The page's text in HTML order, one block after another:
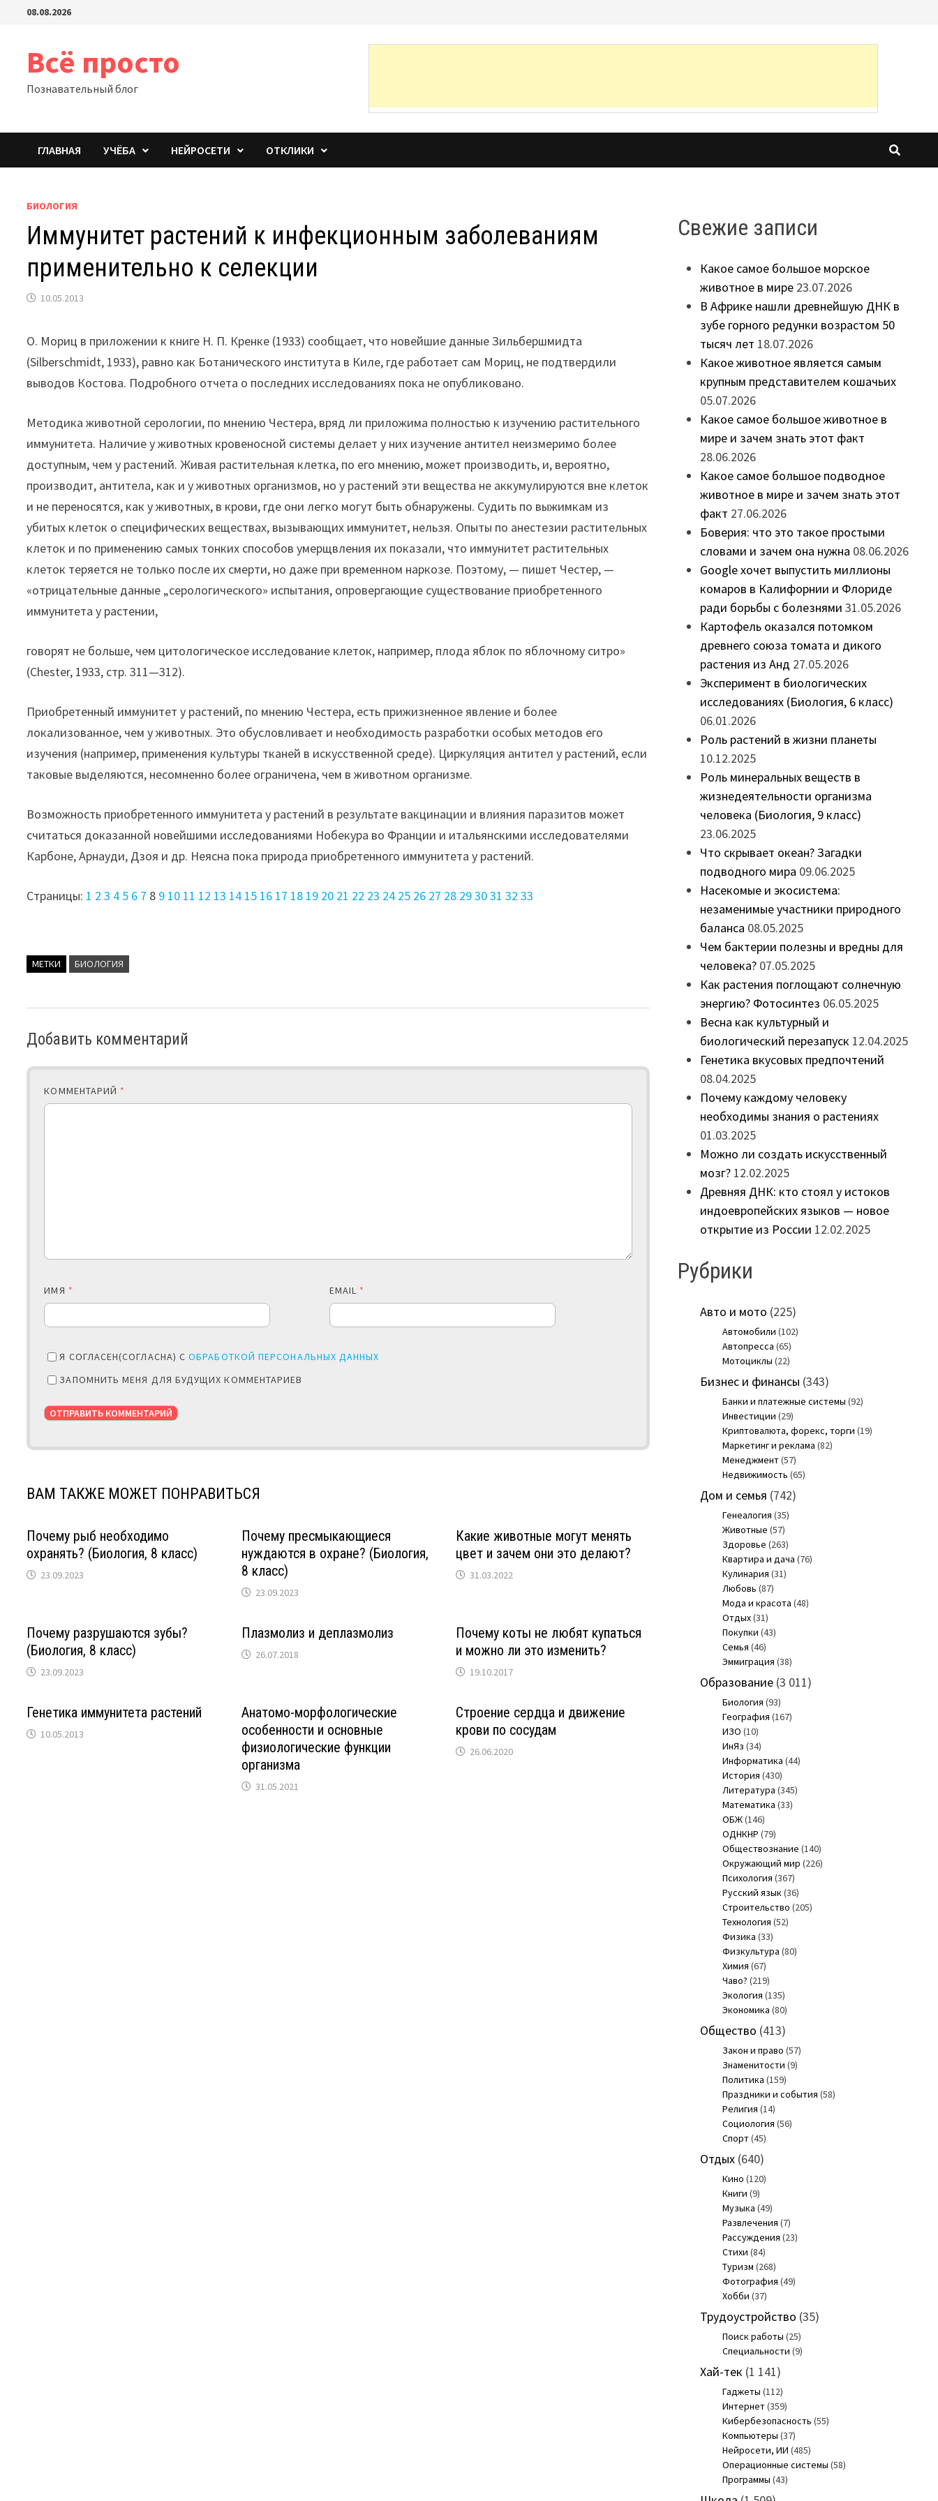
Перейти08.08.2026
Всё просто
Познавательный блог
ГЛАВНАЯ УЧЁБА НЕЙРОСЕТИ ОТКЛИКИ
БИОЛОГИЯ
Иммунитет растений к инфекционным заболеваниям
применительно к селекции
10.05.2013
О. Мориц в приложении к книге Н. П. Кренке (1933) сообщает, что новейшие данные Зильбершмидта
(Silberschmidt, 1933), равно как Ботанического института в Киле, где работает сам Мориц, не подтвердили
выводов Костова. Подробного отчета о последних исследованиях пока не опубликовано.
Методика животной серологии, по мнению Честера, вряд ли приложима полностью к изучению растительного
иммунитета. Наличие у животных кровеносной системы делает у них изучение антител неизмеримо более
доступным, чем у растений. Живая растительная клетка, по его мнению, может производить, и, вероятно,
производит, антитела, как и у животных организмов, но у растений эти вещества не аккумулируются вне клеток
и не переносятся, как у животных, в крови, где они легко могут быть обнаружены. Судить по выжимкам из
убитых клеток о специфических веществах, вызывающих иммунитет, нельзя. Опыты по анестезии растительных
клеток и по применению самых тонких способов умерщвления их показали, что иммунитет растительных
клеток теряется не только после их смерти, но даже при временном наркозе. Поэтому, — пишет Честер, —
«отрицательные данные „серологического» испытания, опровергающие существование приобретенного
иммунитета у растении,
говорят не больше, чем цитологическое исследование клеток, например, плода яблок по яблочному ситро»
(Chester, 1933, стр. 311—312).
Приобретенный иммунитет у растений, по мнению Честера, есть прижизненное явление и более
локализованное, чем у животных. Это обусловливает и необходимость разработки особых методов его
изучения (например, применения культуры тканей в искусственной среде). Циркуляция антител у растений, если
таковые выделяются, несомненно более ограничена, чем в животном организме.
Возможность приобретенного иммунитета у растений в результате вакцинации и влияния паразитов может
считаться доказанной новейшими исследованиями Нобекура во Франции и итальянскими исследователями
Карбоне, Арнауди, Дзоя и др. Неясна пока природа приобретенного иммунитета у растений.
Страницы: 1 2 3 4 5 6 7 8 9 10 11 12 13 14 15 16 17 18 19 20 21 22 23 24 25 26 27 28 293031 32 33
МЕТКИ БИОЛОГИЯ
Добавить комментарий
КОММЕНТАРИЙ *
ИМЯ * EMAIL *
Я СОГЛАСЕН(СОГЛАСНА) СОБРАБОТКОЙ ПЕРСОНАЛЬНЫХ ДАННЫХ
ЗАПОМНИТЬ МЕНЯ ДЛЯ БУДУЩИХ КОММЕНТАРИЕВ
ВАМ ТАКЖЕ МОЖЕТ ПОНРАВИТЬСЯ
Почему рыб необходимо
охранять? (Биология, 8 класс)
23.09.2023
Почему пресмыкающиеся
нуждаются в охране? (Биология,
8 класс)
23.09.2023
Какие животные могут менять
цвет и зачем они это делают?
31.03.2022
Почему разрушаются зубы?
(Биология, 8 класс)
23.09.2023
Плазмолиз и деплазмолиз
26.07.2018
Почему коты не любят купаться
и можно ли это изменить?
19.10.2017
Генетика иммунитета растений
10.05.2013
Анатомо-морфологические
особенности и основные
физиологические функции
организма
31.05.2021
Строение сердца и движение
крови по сосудам
26.06.2020
Свежие записи
Какое самое большое морское
животное в мире 23.07.2026
В Африке нашли древнейшую ДНК в
зубе горного редунки возрастом 50
тысяч лет 18.07.2026
Какое животное является самым
крупным представителем кошачьих
05.07.2026
Какое самое большое животное в
мире и зачем знать этот факт
28.06.2026
Какое самое большое подводное
животное в мире и зачем знать этот
факт 27.06.2026
Боверия: что это такое простыми
словами и зачем она нужна 08.06.2026
Google хочет выпустить миллионы
комаров в Калифорнии и Флориде
ради борьбы с болезнями 31.05.2026
Картофель оказался потомком
древнего союза томата и дикого
растения из Анд 27.05.2026
Эксперимент в биологических
исследованиях (Биология, 6 класс)
06.01.2026
Роль растений в жизни планеты
10.12.2025
Роль минеральных веществ в
жизнедеятельности организма
человека (Биология, 9 класс)
23.06.2025
Что скрывает океан? Загадки
подводного мира 09.06.2025
Насекомые и экосистема:
незаменимые участники природного
баланса 08.05.2025
Чем бактерии полезны и вредны для
человека? 07.05.2025
Как растения поглощают солнечную
энергию? Фотосинтез 06.05.2025
Весна как культурный и
биологический перезапуск 12.04.2025
Генетика вкусовых предпочтений
08.04.2025
Почему каждому человеку
необходимы знания о растениях
01.03.2025
Можно ли создать искусственный
мозг? 12.02.2025
Древняя ДНК: кто стоял у истоков
индоевропейских языков — новое
открытие из России 12.02.2025
Рубрики
Авто и мото (225)
Автомобили (102)
Автопресса (65)
Мотоциклы (22)
Бизнес и финансы (343)
Банки и платежные системы (92)
Инвестиции (29)
Криптовалюта, форекс, торги (19)
Маркетинг и реклама (82)
Менеджмент(57)
Недвижимость (65)
Дом и семья (742)
Генеалогия (35)
Животные (57)
Здоровье (263)
Квартира и дача (76)
Кулинария (31)
Любовь (87)
Мода и красота (48)
Отдых(31)
Покупки (43)
Семья (46)
Эммиграция (38)
Образование(3 011)
Биология (93)
География (167)
ИЗО (10)
ИнЯз (34)
Информатика (44)
История (430)
Литература (345)
Математика (33)
ОБЖ(146)
ОДНКНР (79)
Обществознание (140)
Окружающий мир (226)
Психология (367)
Русский язык(36)
Строительство (205)
Технология (52)
Физика (33)
Физкультура (80)
Химия (67)
Чаво? (219)
Экология (135)
Экономика (80)
Общество (413)
Закон и право (57)
Знаменитости (9)
Политика (159)
Праздники и события (58)
Религия (14)
Социология (56)
Спорт(45)
Отдых(640)
Кино (120)
Книги (9)
Музыка (49)
Развлечения (7)
Рассуждения (23)
Стихи (84)
Туризм (268)
Фотография (49)
Хобби (37)
Трудоустройство (35)
Поиск работы (25)
Специальности (9)
Хай-тек (1 141)
Гаджеты (112)
Интернет(359)
Кибербезопасность (55)
Компьютеры (37)
Нейросети, ИИ (485)
Операционные системы (58)
Программы (43)